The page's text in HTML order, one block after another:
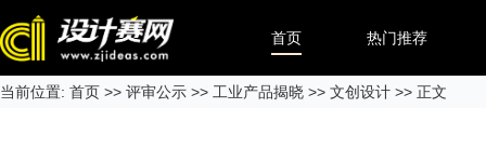
首页 热门推荐
当前位置: 首页 >> 评审公示 >> 工业产品揭晓 >> 文创设计 >> 正文